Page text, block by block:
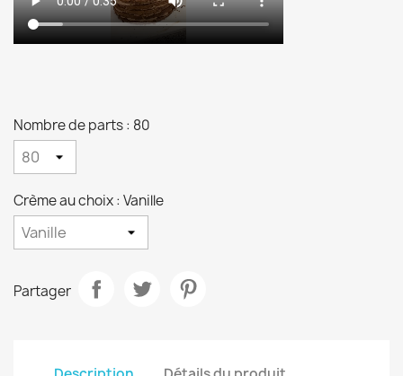
Nombre de parts : 80
Crème au choix : Vanille
Partager